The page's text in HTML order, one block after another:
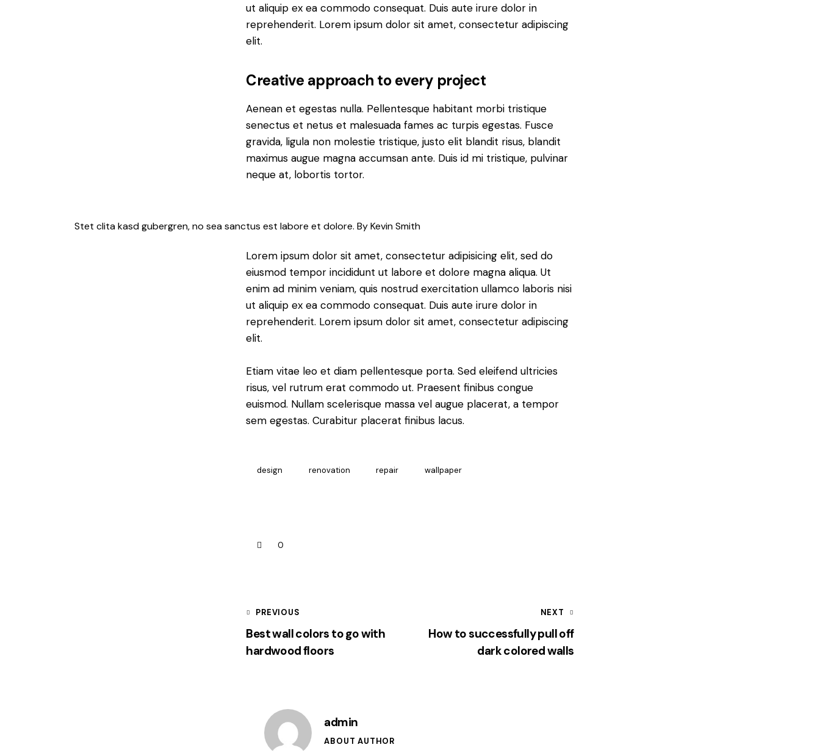
ut aliquip ex ea commodo consequat. Duis aute irure dolor in
reprehenderit. Lorem ipsum dolor sit amet, consectetur adipiscing
elit.
Creative approach to every project
Aenean et egestas nulla. Pellentesque habitant morbi tristique
senectus et netus et malesuada fames ac turpis egestas. Fusce
gravida, ligula non molestie tristique, justo elit blandit risus, blandit
maximus augue magna accumsan ante. Duis id mi tristique, pulvinar
neque at, lobortis tortor.
Stet clita kasd gubergren, no sea sanctus est labore et dolore. ByKevin Smith
Lorem ipsum dolor sit amet, consectetur adipisicing elit, sed do
eiusmod tempor incididunt ut labore et dolore magna aliqua. Ut
enim ad minim veniam, quis nostrud exercitation ullamco laboris nisi
ut aliquip ex ea commodo consequat. Duis aute irure dolor in
reprehenderit. Lorem ipsum dolor sit amet, consectetur adipiscing
elit.
Etiam vitae leo et diam pellentesque porta. Sed eleifend ultricies
risus, vel rutrum erat commodo ut. Praesent finibus congue
euismod. Nullam scelerisque massa vel augue placerat, a tempor
sem egestas. Curabitur placerat finibus lacus.
design renovation repair wallpaper
0
PREVIOUS
Best wall colors to go with
hardwood floors
NEXT
How to successfully pull off
dark colored walls
admin
ABOUT AUTHOR